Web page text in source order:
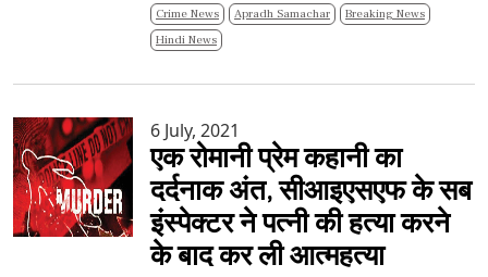
Crime News Apradh Samachar
Breaking News
Hindi News
6 July, 2021
एक रोमानी प्रेम कहानी का
दर्दनाक अंत, सीआइएसएफ के सब
इंस्पेक्टर ने पत्नी की हत्या करने
के बाद कर ली आत्महत्या